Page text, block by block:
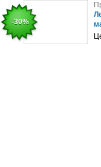
-20%
-30%